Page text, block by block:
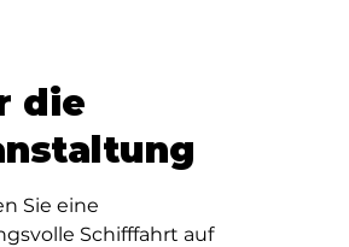
die
Sie eine
Schifffahrt auf